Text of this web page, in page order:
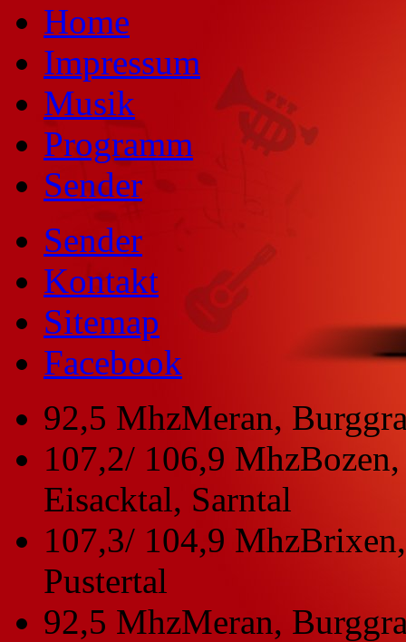
Home
Impressum
Musik
Programm
Sender
Sender
Kontakt
Sitemap
Facebook
92,5 MhzMeran,
107,2/ 106,9 Mhz
Eisacktal, Sarntal
107,3/ 104,9 Mhz
Pustertal
92,5 MhzMeran,